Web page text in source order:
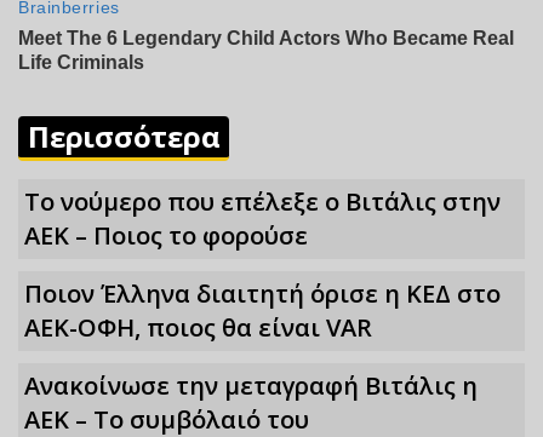
Περισσότερα
Το νούμερο που επέλεξε ο Βιτάλις στην
ΑΕΚ – Ποιος το φορούσε
Ποιον Έλληνα διαιτητή όρισε η ΚΕΔ στο
ΑΕΚ-ΟΦΗ, ποιος θα είναι VAR
Ανακοίνωσε την μεταγραφή Βιτάλις η
ΑΕΚ – Το συμβόλαιό του